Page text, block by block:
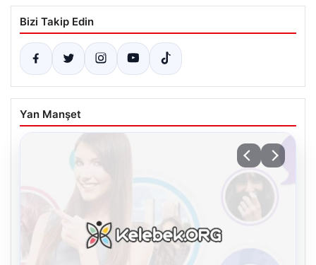
Bizi Takip Edin
Yan Manşet